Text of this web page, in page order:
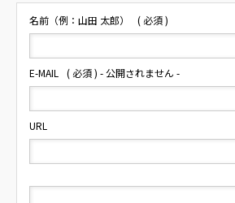
名前（例：山田 太郎） ( 必須 )
E-MAIL ( 必須 ) - 公開されません -
URL